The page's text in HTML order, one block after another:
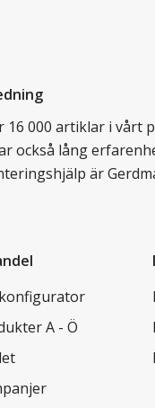
000 artiklar i
lång
är
A - Ö